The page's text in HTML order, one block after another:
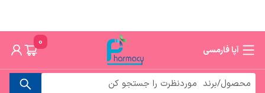
آپا فارمسی
0